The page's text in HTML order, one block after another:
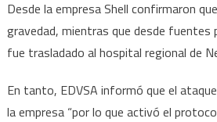
Desde la empresa Shell confirmaron
gravedad, mientras que desde fuentes
fue trasladado al hospital regional de
En tanto, EDVSA informó que el
la empresa “por lo que activó el